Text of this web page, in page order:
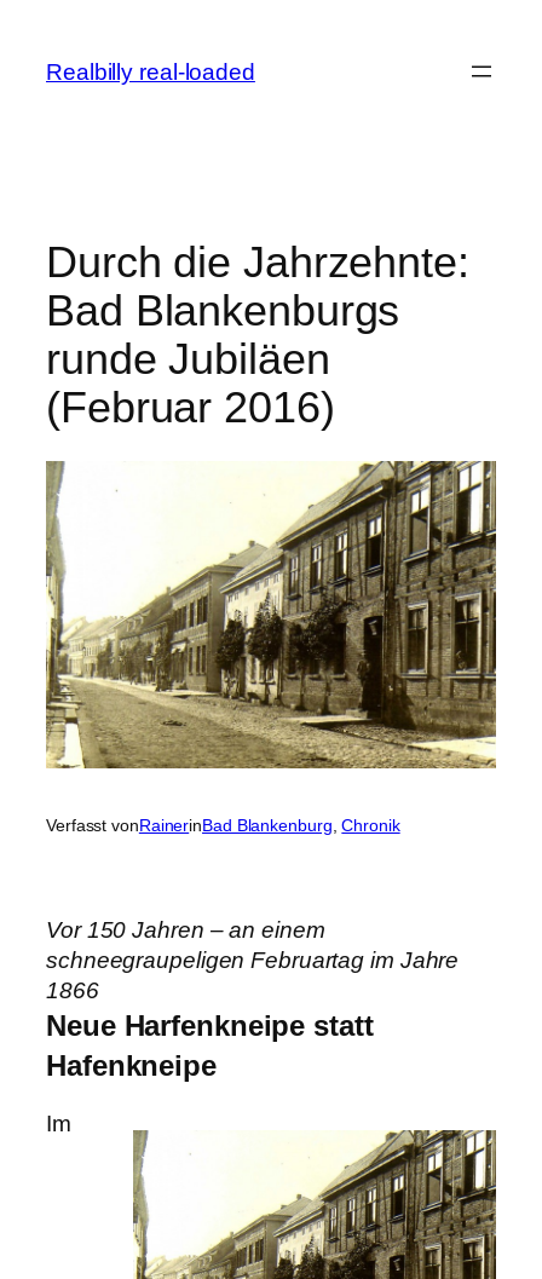
springen
Realbilly real-loaded
Durch die Jahrzehnte:
Bad Blankenburgs
runde Jubiläen
(Februar 2016)
Verfasst vonRainerinBad Blankenburg, Chronik
Vor 150 Jahren – an einem
schneegraupeligen Februartag im Jahre
1866
Neue Harfenkneipe statt
Hafenkneipe
Im